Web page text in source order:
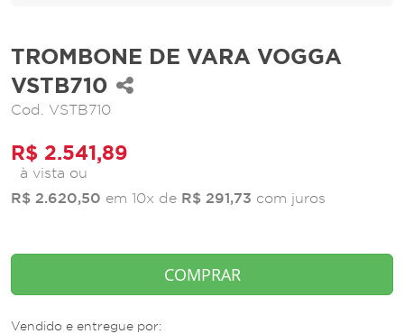
TROMBONE DE VARA VOGGA
VSTB710
Cod. VSTB710
R$ 2.541,89
à vista ou
R$ 2.620,50 em 10x de R$ 291,73 com juros
COMPRAR
Vendido e entregue por: